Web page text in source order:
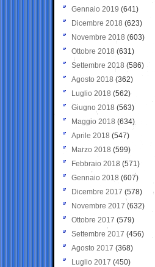
Gennaio 2019 (641)
Dicembre 2018 (623)
Novembre 2018 (603)
Ottobre 2018 (631)
Settembre 2018 (586)
Agosto 2018 (362)
Luglio 2018 (562)
Giugno 2018 (563)
Maggio 2018 (634)
Aprile 2018 (547)
Marzo 2018 (599)
Febbraio 2018 (571)
Gennaio 2018 (607)
Dicembre 2017 (578)
Novembre 2017 (632)
Ottobre 2017 (579)
Settembre 2017 (456)
Agosto 2017 (368)
Luglio 2017 (450)